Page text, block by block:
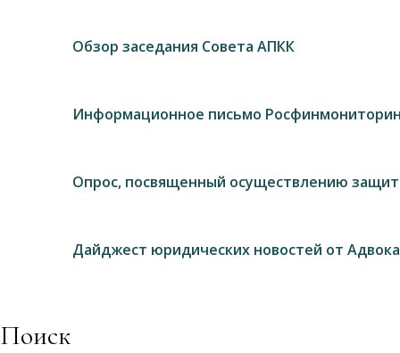
Обзор заседания Совета АПКК
Информационное письмо
Опрос, посвященный осуществлению
Дайджест юридических новостей от
Поиск